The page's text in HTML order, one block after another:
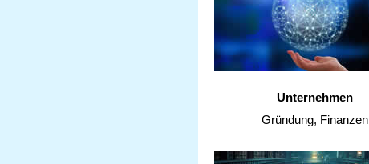
Unternehmen
Gründung, Finanzen